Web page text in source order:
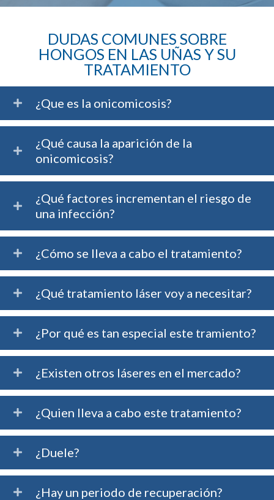
DUDAS COMUNES SOBRE
HONGOS EN LAS UÑAS Y SU
TRATAMIENTO
¿Que es la onicomicosis?
¿Qué causa la aparición de la
onicomicosis?
¿Qué factores incrementan el riesgo de
una infección?
¿Cómo se lleva a cabo el tratamiento?
¿Qué tratamiento láser voy a necesitar?
¿Por qué es tan especial este tramiento?
¿Existen otros láseres en el mercado?
¿Quien lleva a cabo este tratamiento?
¿Duele?
¿Hay un periodo de recuperación?